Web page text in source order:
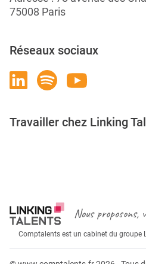
75008 Paris
Réseaux sociaux
Travailler chez Linking
Nous proposons,
Comptalents est un cabinet du groupe